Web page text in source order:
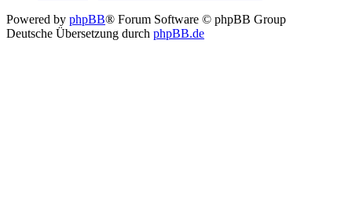
Powered by phpBB® Forum Software © phpBB Group
Deutsche Übersetzung durch phpBB.de